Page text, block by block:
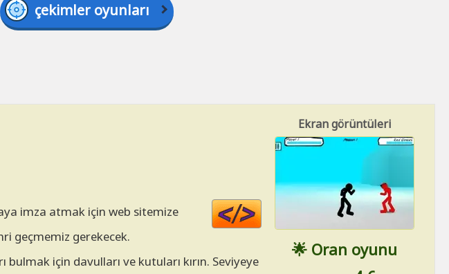
çekimler oyunları
Ekran görüntüleri
🌟 Oran oyunu
HTML
imza atmak için web sitemize
geçmemiz gerekecek.
için davulları ve kutuları kırın. Seviyeye